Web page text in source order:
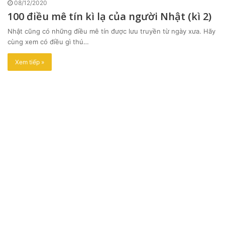
08/12/2020
100 điều mê tín kì lạ của người Nhật (kì 2)
Nhật cũng có những điều mê tín được lưu truyền từ ngày xưa. Hãy
cùng xem có điều gì thú…
Xem tiếp »